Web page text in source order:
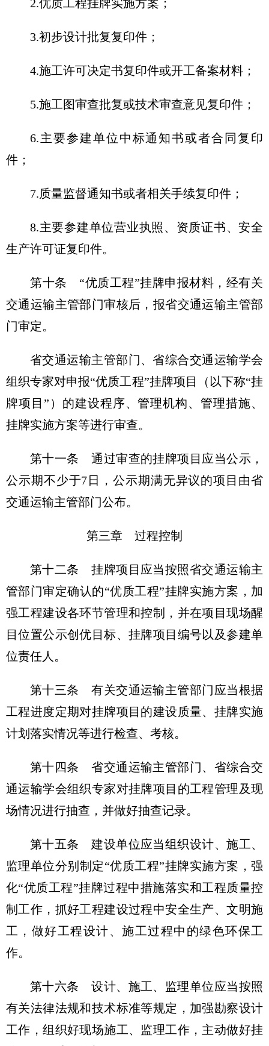
2.优质工程挂牌实施方案；
3.初步设计批复复印件；
4.施工许可决定书复印件或开工备案材料；
5.施工图审查批复或技术审查意见复印件；
6.主要参建单位中标通知书或者合同复印
件；
7.质量监督通知书或者相关手续复印件；
8.主要参建单位营业执照、资质证书、安全
生产许可证复印件。
第十条 “优质工程”挂牌申报材料，经有关
交通运输主管部门审核后，报省交通运输主管部
门审定。
省交通运输主管部门、省综合交通运输学会
组织专家对申报“优质工程”挂牌项目（以下称“挂
牌项目”）的建设程序、管理机构、管理措施、
挂牌实施方案等进行审查。
第十一条 通过审查的挂牌项目应当公示，
公示期不少于7日，公示期满无异议的项目由省
交通运输主管部门公布。
第三章 过程控制
第十二条 挂牌项目应当按照省交通运输主
管部门审定确认的“优质工程”挂牌实施方案，加
强工程建设各环节管理和控制，并在项目现场醒
目位置公示创优目标、挂牌项目编号以及参建单
位责任人。
第十三条 有关交通运输主管部门应当根据
工程进度定期对挂牌项目的建设质量、挂牌实施
计划落实情况等进行检查、考核。
第十四条 省交通运输主管部门、省综合交
通运输学会组织专家对挂牌项目的工程管理及现
场情况进行抽查，并做好抽查记录。
第十五条 建设单位应当组织设计、施工、
监理单位分别制定“优质工程”挂牌实施方案，强
化“优质工程”挂牌过程中措施落实和工程质量控
制工作，抓好工程建设过程中安全生产、文明施
工，做好工程设计、施工过程中的绿色环保工
作。
第十六条 设计、施工、监理单位应当按照
有关法律法规和技术标准等规定，加强勘察设计
工作，组织好现场施工、监理工作，主动做好挂